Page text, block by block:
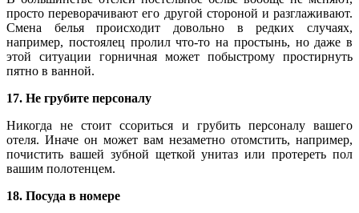
просто переворачивают его другой стороной и разглаживают.
Смена белья происходит довольно в редких случаях,
например, постоялец пролил что-то на простынь, но даже в
этой ситуации горничная может побыстрому простирнуть
пятно в ванной.
17. Не грубите персоналу
Никогда не стоит ссориться и грубить персоналу вашего
отеля. Иначе он может вам незаметно отомстить, например,
почистить вашей зубной щеткой унитаз или протереть пол
вашим полотенцем.
18. Посуда в номере